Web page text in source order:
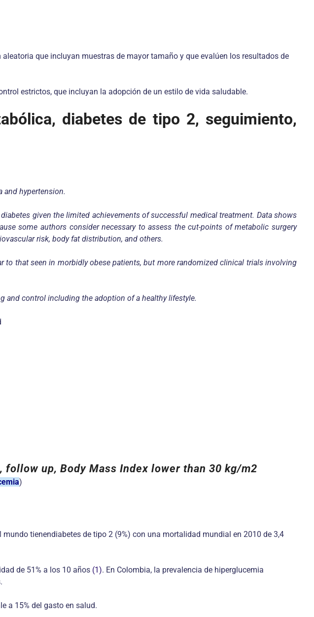
que incluyan muestras de mayor tamaño y que evalúen los resultados de
estrictos, que incluyan la adopción de un estilo de vida saludable.
diabetes de tipo 2, seguimiento,
and hypertension.
given the limited achievements of successful medical treatment. Data shows
some authors consider necessary to assess the cut-points of metabolic surgery
risk, body fat distribution, and others.
that seen in morbidly obese patients, but more randomized clinical trials involving
and control including the adoption of a healthy lifestyle.
up, Body Mass Index lower than 30 kg/m2
)
tienendiabetes de tipo 2 (9%) con una mortalidad mundial en 2010 de 3,4
de 51% a los 10 años (1). En Colombia, la prevalencia de hiperglucemia
a 15% del gasto en salud.